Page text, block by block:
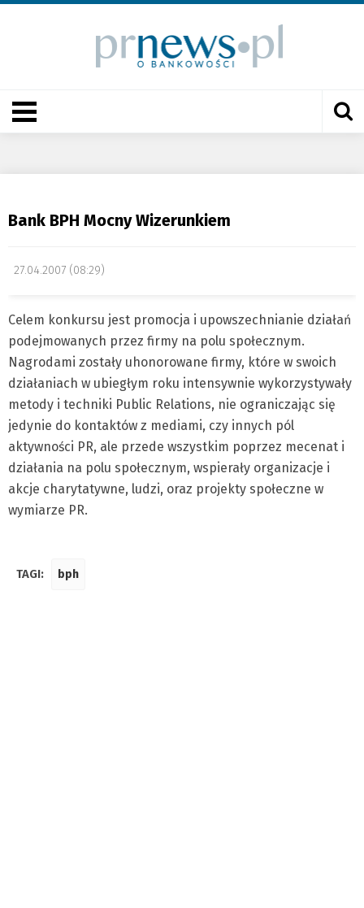
Bank BPH Mocny Wizerunkiem
27.04.2007 (08:29)
Celem konkursu jest promocja i upowszechnianie działań
podejmowanych przez firmy na polu społecznym.
Nagrodami zostały uhonorowane firmy, które w swoich
działaniach w ubiegłym roku intensywnie wykorzystywały
metody i techniki Public Relations, nie ograniczając się
jedynie do kontaktów z mediami, czy innych pól
aktywności PR, ale przede wszystkim poprzez mecenat i
działania na polu społecznym, wspierały organizacje i
akcje charytatywne, ludzi, oraz projekty społeczne w
wymiarze PR.
TAGI: bph